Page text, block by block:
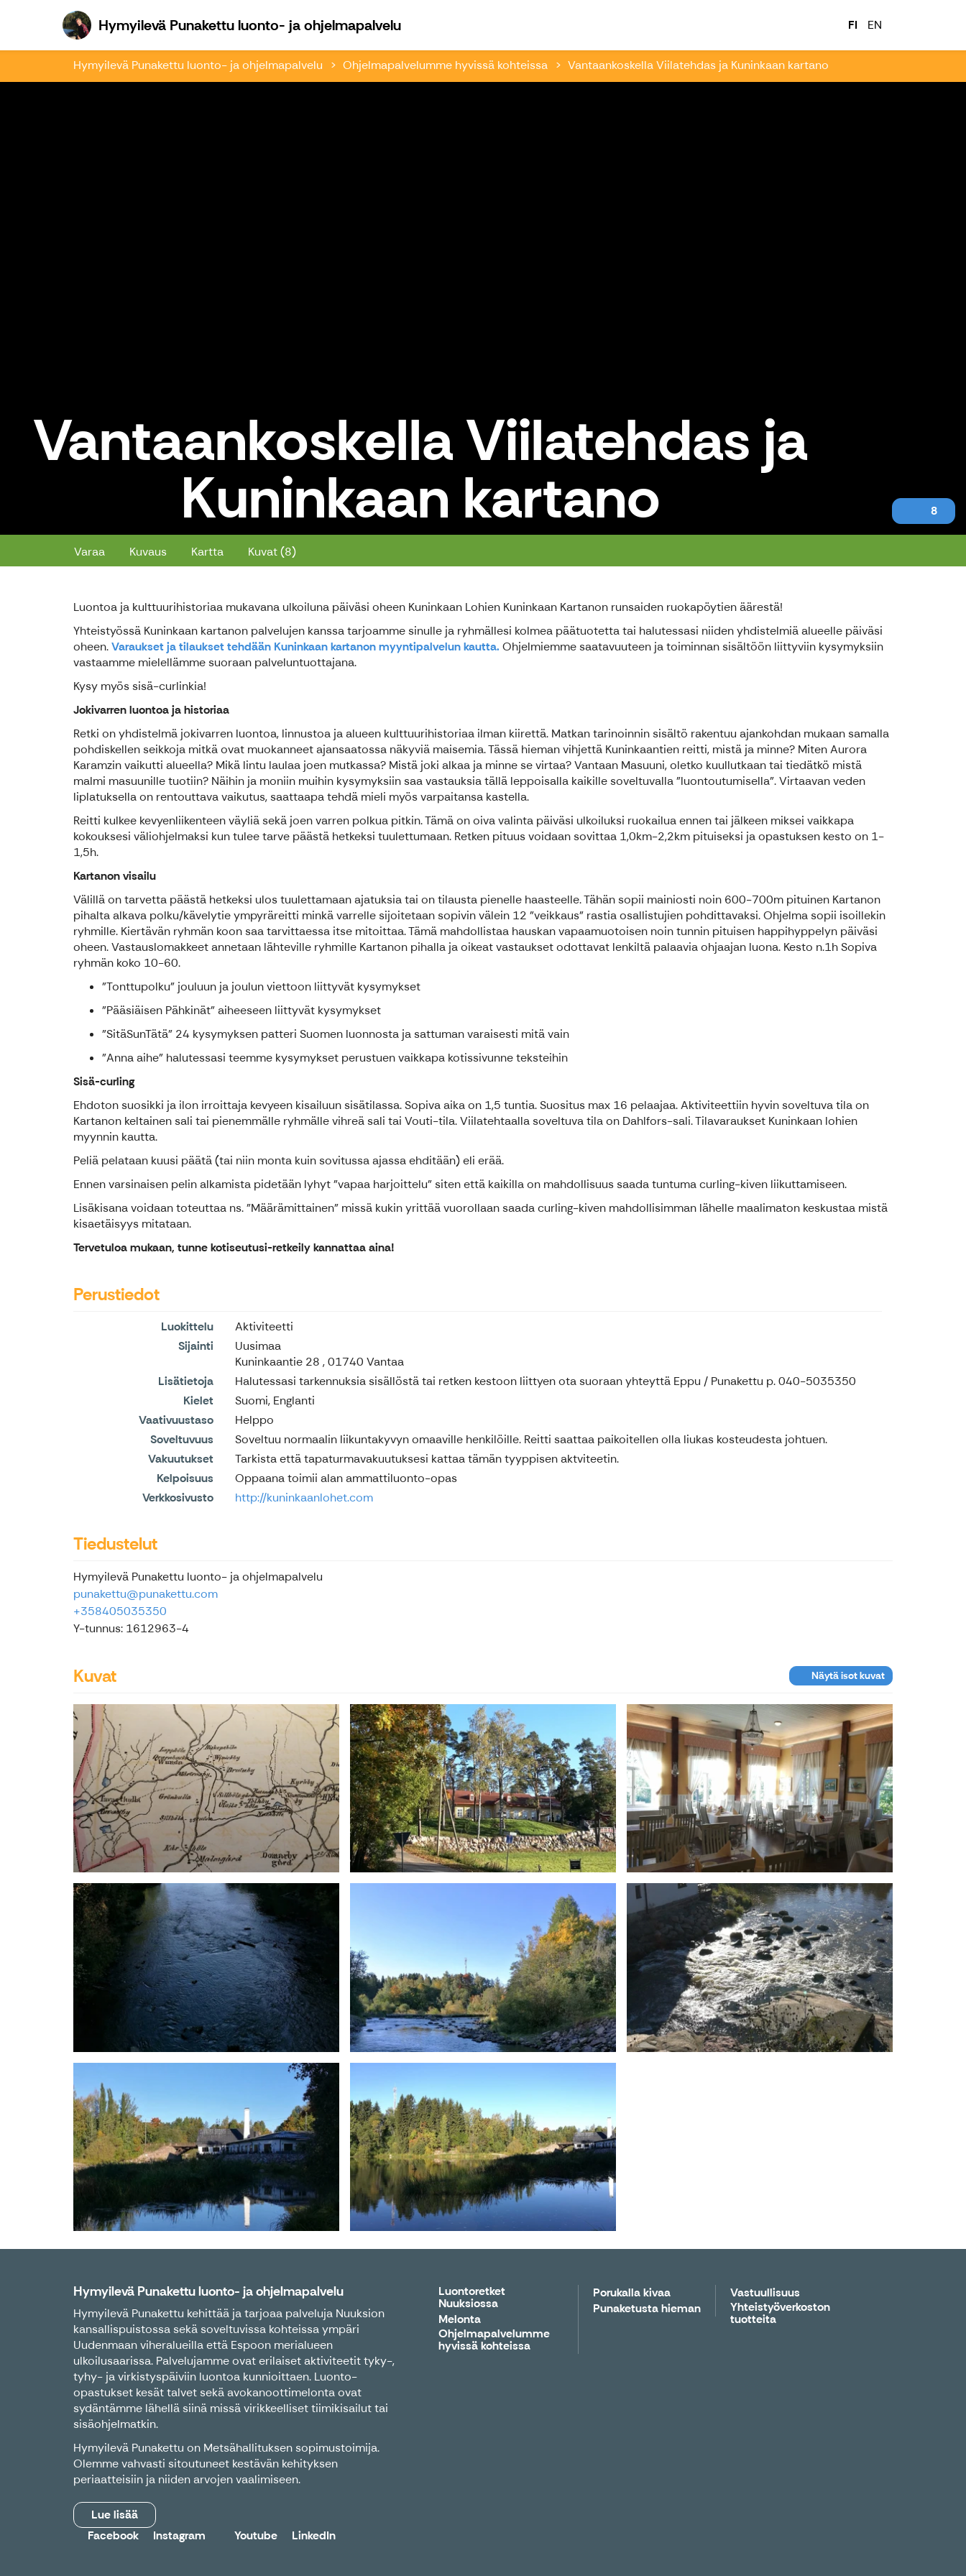
Hymyilevä Punakettu luonto- ja ohjelmapalveluHymyilevä Punakettu luonto- ja ohjelmapalvelu FI EN
Hymyilevä Punakettu luonto- ja ohjelmapalvelu Ohjelmapalvelumme hyvissä kohteissa Vantaankoskella Viilatehdas ja Kuninkaan kartano
Vantaankoskella Viilatehdas ja
Kuninkaan kartano 8
Vantaankoskella Viilatehdas ja Kuninkaan kartano
Varaa Kuvaus Kartta Kuvat (8)
Luontoa ja kulttuurihistoriaa mukavana ulkoiluna päiväsi oheen Kuninkaan Lohien Kuninkaan Kartanon runsaiden ruokapöytien äärestä!
Yhteistyössä Kuninkaan kartanon palvelujen kanssa tarjoamme sinulle ja ryhmällesi kolmea päätuotetta tai halutessasi niiden yhdistelmiä alueelle päiväsi
oheen.Varaukset ja tilaukset tehdään Kuninkaan kartanon myyntipalvelun kautta. Ohjelmiemme saatavuuteen ja toiminnan sisältöön liittyviin kysymyksiin
vastaamme mielellämme suoraan palveluntuottajana.
Kysy myös sisä-curlinkia!
Jokivarren luontoa ja historiaa
Retki on yhdistelmä jokivarren luontoa, linnustoa ja alueen kulttuurihistoriaa ilman kiirettä. Matkan tarinoinnin sisältö rakentuu ajankohdan mukaan samalla
pohdiskellen seikkoja mitkä ovat muokanneet ajansaatossa näkyviä maisemia. Tässä hieman vihjettä Kuninkaantien reitti, mistä ja minne? Miten Aurora
Karamzin vaikutti alueella? Mikä lintu laulaa joen mutkassa? Mistä joki alkaa ja minne se virtaa? Vantaan Masuuni, oletko kuullutkaan tai tiedätkö mistä
malmi masuunille tuotiin? Näihin ja moniin muihin kysymyksiin saa vastauksia tällä leppoisalla kaikille soveltuvalla "luontoutumisella". Virtaavan veden
liplatuksella on rentouttava vaikutus, saattaapa tehdä mieli myös varpaitansa kastella.
Reitti kulkee kevyenliikenteen väyliä sekä joen varren polkua pitkin. Tämä on oiva valinta päiväsi ulkoiluksi ruokailua ennen tai jälkeen miksei vaikkapa
kokouksesi väliohjelmaksi kun tulee tarve päästä hetkeksi tuulettumaan. Retken pituus voidaan sovittaa 1,0km-2,2km pituiseksi ja opastuksen kesto on 1-
1,5h.
Kartanon visailu
Välillä on tarvetta päästä hetkeksi ulos tuulettamaan ajatuksia tai on tilausta pienelle haasteelle. Tähän sopii mainiosti noin 600-700m pituinen Kartanon
pihalta alkava polku/kävelytie ympyräreitti minkä varrelle sijoitetaan sopivin välein 12 "veikkaus" rastia osallistujien pohdittavaksi. Ohjelma sopii isoillekin
ryhmille. Kiertävän ryhmän koon saa tarvittaessa itse mitoittaa. Tämä mahdollistaa hauskan vapaamuotoisen noin tunnin pituisen happihyppelyn päiväsi
oheen. Vastauslomakkeet annetaan lähteville ryhmille Kartanon pihalla ja oikeat vastaukset odottavat lenkiltä palaavia ohjaajan luona. Kesto n.1h Sopiva
ryhmän koko 10-60.
”Tonttupolku” jouluun ja joulun viettoon liittyvät kysymykset
”Pääsiäisen Pähkinät” aiheeseen liittyvät kysymykset
”SitäSunTätä” 24 kysymyksen patteri Suomen luonnosta ja sattuman varaisesti mitä vain
”Anna aihe” halutessasi teemme kysymykset perustuen vaikkapa kotissivunne teksteihin
Sisä-curling
Ehdoton suosikki ja ilon irroittaja kevyeen kisailuun sisätilassa. Sopiva aika on 1,5 tuntia. Suositus max 16 pelaajaa. Aktiviteettiin hyvin soveltuva tila on
Kartanon keltainen sali tai pienemmälle ryhmälle vihreä sali tai Vouti-tila. Viilatehtaalla soveltuva tila on Dahlfors-sali. Tilavaraukset Kuninkaan lohien
myynnin kautta.
Peliä pelataan kuusi päätä (tai niin monta kuin sovitussa ajassa ehditään) eli erää.
Ennen varsinaisen pelin alkamista pidetään lyhyt "vapaa harjoittelu" siten että kaikilla on mahdollisuus saada tuntuma curling-kiven liikuttamiseen.
Lisäkisana voidaan toteuttaa ns. "Määrämittainen" missä kukin yrittää vuorollaan saada curling-kiven mahdollisimman lähelle maalimaton keskustaa mistä
kisaetäisyys mitataan.
Tervetuloa mukaan, tunne kotiseutusi-retkeily kannattaa aina!
Perustiedot
Luokittelu
Aktiviteetti
Sijainti
Uusimaa
Kuninkaantie 28 , 01740 Vantaa
Lisätietoja
Halutessasi tarkennuksia sisällöstä tai retken kestoon liittyen ota suoraan yhteyttä Eppu / Punakettu p. 040-5035350
Kielet
Suomi, Englanti
Vaativuustaso
Helppo
Soveltuvuus
Soveltuu normaalin liikuntakyvyn omaaville henkilöille. Reitti saattaa paikoitellen olla liukas kosteudesta johtuen.
Vakuutukset
Tarkista että tapaturmavakuutuksesi kattaa tämän tyyppisen aktviteetin.
Kelpoisuus
Oppaana toimii alan ammattiluonto-opas
Verkkosivusto
http://kuninkaanlohet.com
Tiedustelut
Hymyilevä Punakettu luonto- ja ohjelmapalvelu
punakettu@punakettu.com
+358405035350
Y-tunnus: 1612963-4
Kuvat Näytä isot kuvat
Hymyilevä Punakettu luonto- ja ohjelmapalvelu
Hymyilevä Punakettu kehittää ja tarjoaa palveluja Nuuksion
kansallispuistossa sekä soveltuvissa kohteissa ympäri
Uudenmaan viheralueilla että Espoon merialueen
ulkoilusaarissa. Palvelujamme ovat erilaiset aktiviteetit tyky-,
tyhy- ja virkistyspäiviin luontoa kunnioittaen. Luonto-
opastukset kesät talvet sekä avokanoottimelonta ovat
sydäntämme lähellä siinä missä virikkeelliset tiimikisailut tai
sisäohjelmatkin.
Hymyilevä Punakettu on Metsähallituksen sopimustoimija.
Olemme vahvasti sitoutuneet kestävän kehityksen
periaatteisiin ja niiden arvojen vaalimiseen.
Lue lisää
Facebook
Instagram Youtube LinkedIn
Luontoretket
Nuuksiossa
Melonta
Ohjelmapalvelumme
hyvissä kohteissa
Porukalla kivaa
Punaketusta hieman
Vastuullisuus
Yhteistyöverkoston
tuotteita